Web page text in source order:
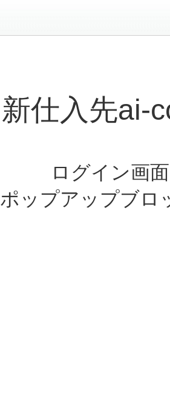
新仕入先ai-
ログイン画
ポップアップブロ